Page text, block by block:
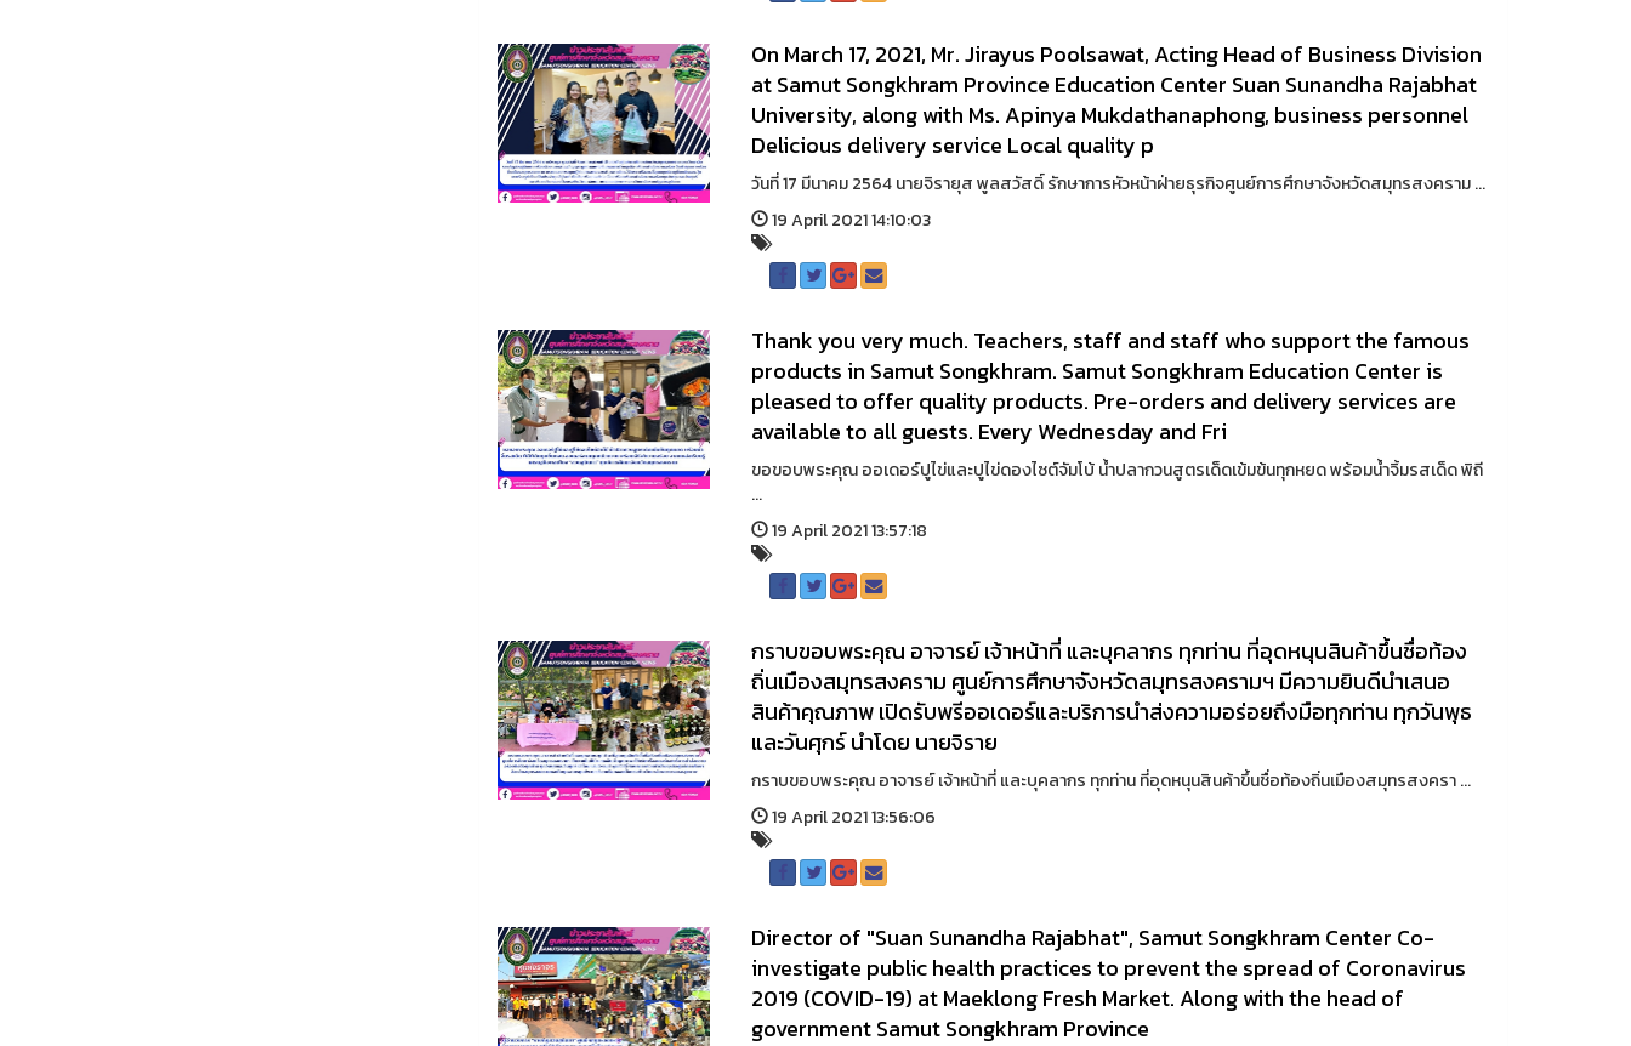
On March 17, 2021, Mr. Jirayus Poolsawat, Acting Head of Business Division
at Samut Songkhram Province Education Center Suan Sunandha Rajabhat
University, along with Ms. Apinya Mukdathanaphong, business personnel
Delicious delivery service Local quality p
วันที่ 17 มีนาคม 2564 นายจิรายุส พูลสวัสดิ์ รักษาการหัวหน้าฝ่ายธุรกิจศูนย์การศึกษาจังหวัดสมุทรสงคราม ...
19 April 2021 14:10:03
Thank you very much. Teachers, staff and staff who support the famous
products in Samut Songkhram. Samut Songkhram Education Center is
pleased to offer quality products. Pre-orders and delivery services are
available to all guests. Every Wednesday and Fri
ขอขอบพระคุณ ออเดอร์ปูไข่และปูไข่ดองไซต์จัมโบ้ น้ำปลากวนสูตรเด็ดเข้มข้นทุกหยด พร้อมน้ำจิ้มรสเด็ด พิถี
...
19 April 2021 13:57:18
กราบขอบพระคุณ อาจารย์ เจ้าหน้าที่ และบุคลากร ทุกท่าน ที่อุดหนุนสินค้าขึ้นชื่อท้อง
ถิ่นเมืองสมุทรสงคราม ศูนย์การศึกษาจังหวัดสมุทรสงครามฯ มีความยินดีนำเสนอ
สินค้าคุณภาพ เปิดรับพรีออเดอร์และบริการนำส่งความอร่อยถึงมือทุกท่าน ทุกวันพุธ
และวันศุกร์ นำโดย นายจิราย
กราบขอบพระคุณ อาจารย์ เจ้าหน้าที่ และบุคลากร ทุกท่าน ที่อุดหนุนสินค้าขึ้นชื่อท้องถิ่นเมืองสมุทรสงครา ...
19 April 2021 13:56:06
Director of "Suan Sunandha Rajabhat", Samut Songkhram Center Co-
investigate public health practices to prevent the spread of Coronavirus
2019 (COVID-19) at Maeklong Fresh Market. Along with the head of
government Samut Songkhram Province